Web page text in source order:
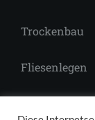
Trockenbau
Fliesenlegen